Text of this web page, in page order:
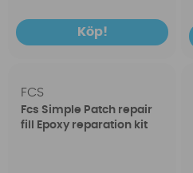
Köp!
FCS
Fcs Simple Patch repair
fill Epoxy reparation kit